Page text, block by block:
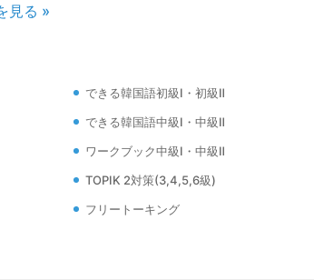
見る »
できる韓国語初級Ⅰ・初級Ⅱ
できる韓国語中級Ⅰ・中級Ⅱ
ワークブック中級Ⅰ・中級Ⅱ
TOPIK 2対策(3,4,5,6級)
フリートーキング